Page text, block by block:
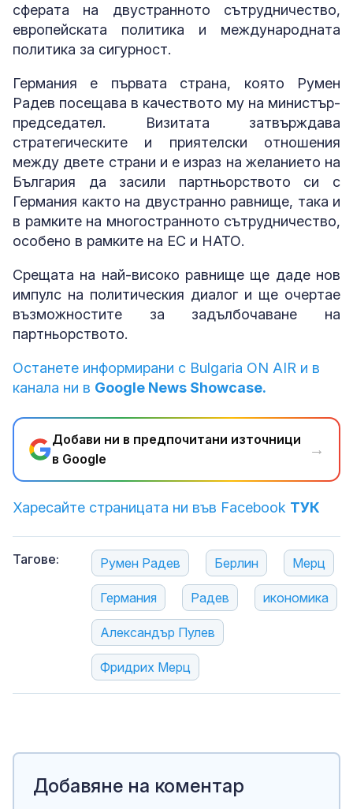
сферата на двустранното сътрудничество,
европейската политика и международната
политика за сигурност.
Германия е първата страна, която Румен
Радев посещава в качеството му на министър-
председател. Визитата затвърждава
стратегическите и приятелски отношения
между двете страни и е израз на желанието на
България да засили партньорството си с
Германия както на двустранно равнище, така и
в рамките на многостранното сътрудничество,
особено в рамките на ЕС и НАТО.
Срещата на най-високо равнище ще даде нов
импулс на политическия диалог и ще очертае
възможностите за задълбочаване на
партньорството.
Останете информирани с Bulgaria ON AIR и в
канала ни в Google News Showcase.
Добави ни в предпочитани източници
в Google
→
Харесайте страницата ни във Facebook ТУК
Тагове: Румен Радев Берлин Мерц
Германия Радев икономика
Александър Пулев
Фридрих Мерц
Добавяне на коментар